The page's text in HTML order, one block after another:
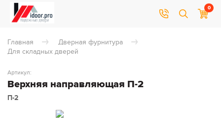
0
Главная
Дверная фурнитура
Для складных дверей
Верхняя направляющая П-2
Артикул:
П-2